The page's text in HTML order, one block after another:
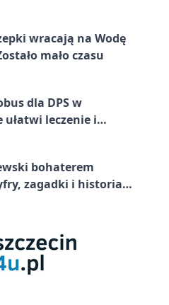
wracają na Wodę
mało czasu
dla DPS w
ułatwi leczenie i
bohaterem
zagadki i historia